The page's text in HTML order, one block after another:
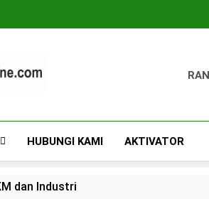
Online Digital
HUBUNGI KAMI AKTIVATOR
dan Industri